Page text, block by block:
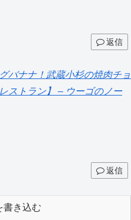
返信
バナナ！武蔵小杉の焼肉チョ
ストラン】 – ウーゴのノー
返信
書き込む